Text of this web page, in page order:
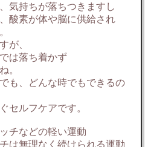
気持ちが落ちつきますし
酸素が体や脳に供給され
が、
は落ち着かず
。
も、どんな時でもできるの
セルフケアです。
チなどの軽い運動
は無理なく続けられる運動